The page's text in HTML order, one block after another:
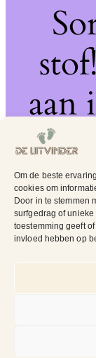
Om de beste
cookies om
Door in te stemmen
surfgedrag of
toestemming geeft
invloed hebben op
aan
–